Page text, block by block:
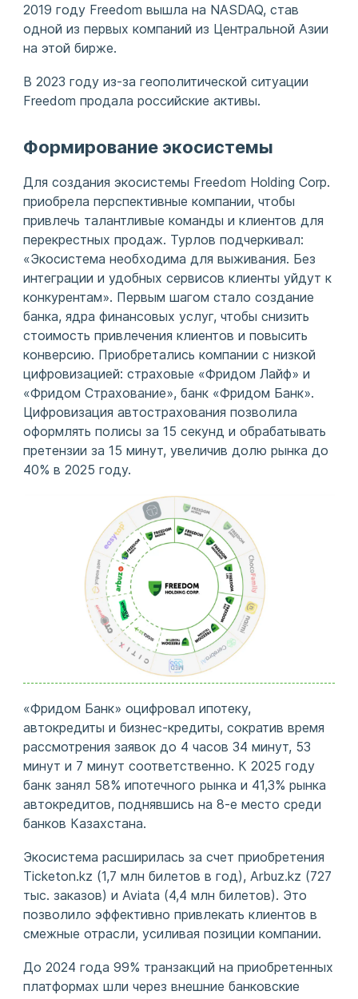
2019 году Freedom вышла на NASDAQ, став
одной из первых компаний из Центральной Азии
на этой бирже.
В 2023 году из-за геополитической ситуации
Freedom продала российские активы.
Формирование экосистемы
Для создания экосистемы Freedom Holding Corp.
приобрела перспективные компании, чтобы
привлечь талантливые команды и клиентов для
перекрестных продаж. Турлов подчеркивал:
«Экосистема необходима для выживания. Без
интеграции и удобных сервисов клиенты уйдут к
конкурентам». Первым шагом стало создание
банка, ядра финансовых услуг, чтобы снизить
стоимость привлечения клиентов и повысить
конверсию. Приобретались компании с низкой
цифровизацией: страховые «Фридом Лайф» и
«Фридом Страхование», банк «Фридом Банк».
Цифровизация автострахования позволила
оформлять полисы за 15 секунд и обрабатывать
претензии за 15 минут, увеличив долю рынка до
40% в 2025 году.
«Фридом Банк» оцифровал ипотеку,
автокредиты и бизнес-кредиты, сократив время
рассмотрения заявок до 4 часов 34 минут, 53
минут и 7 минут соответственно. К 2025 году
банк занял 58% ипотечного рынка и 41,3% рынка
автокредитов, поднявшись на 8-е место среди
банков Казахстана.
Экосистема расширилась за счет приобретения
Ticketon.kz (1,7 млн билетов в год), Arbuz.kz (727
тыс. заказов) и Aviata (4,4 млн билетов). Это
позволило эффективно привлекать клиентов в
смежные отрасли, усиливая позиции компании.
До 2024 года 99% транзакций на приобретенных
платформах шли через внешние банковские